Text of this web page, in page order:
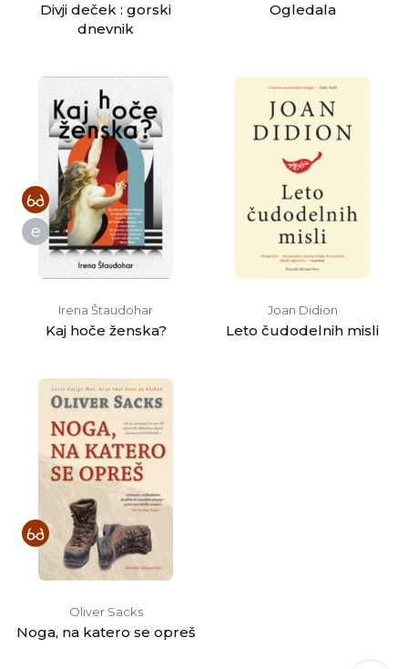
Divji deček : gorski
dnevnik
Ogledala
e
Irena Štaudohar
Kaj hoče ženska?
Joan Didion
Leto čudodelnih misli
Oliver Sacks
Noga, na katero se opreš